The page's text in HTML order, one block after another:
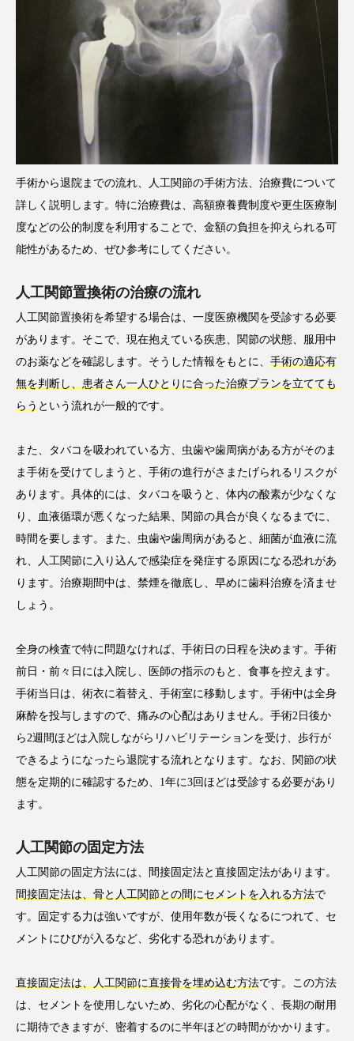
手術から退院までの流れ、人工関節の手術方法、治療費について
詳しく説明します。特に治療費は、高額療養費制度や更生医療制
度などの公的制度を利用することで、金額の負担を抑えられる可
能性があるため、ぜひ参考にしてください。
人工関節置換術の治療の流れ
人工関節置換術を希望する場合は、一度医療機関を受診する必要
があります。そこで、現在抱えている疾患、関節の状態、服用中
のお薬などを確認します。そうした情報をもとに、 手術の適応有
無を判断し、患者さん一人ひとりに合った治療プランを立てても
らう という流れが一般的です。
また、タバコを吸われている方、虫歯や歯周病がある方がそのま
ま手術を受けてしまうと、手術の進行がさまたげられるリスクが
あります。具体的には、タバコを吸うと、体内の酸素が少なくな
り、血液循環が悪くなった結果、関節の具合が良くなるまでに、
時間を要します。また、虫歯や歯周病があると、細菌が血液に流
れ、人工関節に入り込んで感染症を発症する原因になる恐れがあ
ります。治療期間中は、禁煙を徹底し、早めに歯科治療を済ませ
しょう。
全身の検査で特に問題なければ、手術日の日程を決めます。手術
前日・前々日には入院し、医師の指示のもと、食事を控えます。
手術当日は、術衣に着替え、手術室に移動します。手術中は全身
麻酔を投与しますので、痛みの心配はありません。手術2日後か
ら2週間ほどは入院しながらリハビリテーションを受け、歩行が
できるようになったら退院する流れとなります。なお、関節の状
態を定期的に確認するため、1年に3回ほどは受診する必要があり
ます。
人工関節の固定方法
人工関節の固定方法には、間接固定法と直接固定法があります。
間接固定法は、骨と人工関節との間にセメントを入れる方法で
す。固定する力は強いですが、使用年数が長くなるにつれて、セ
メントにひびが入るなど、劣化する恐れがあります。
直接固定法は、人工関節に直接骨を埋め込む方法です。この方法
は、セメントを使用しないため、劣化の心配がなく、長期の耐用
に期待できますが、密着するのに半年ほどの時間がかかります。